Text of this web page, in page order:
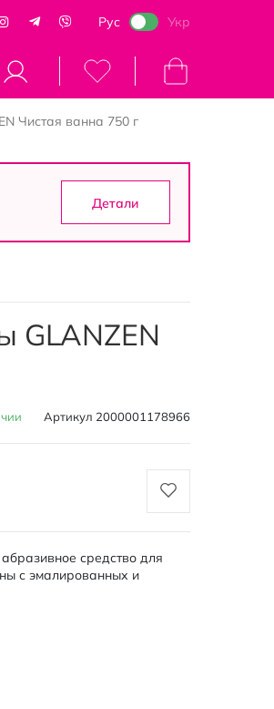
Рус Укр
Моя корзина
Чистая ванна 750 г
Детали
GLANZEN
Артикул 2000001178966
средство для
с эмалированных и